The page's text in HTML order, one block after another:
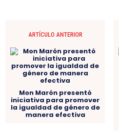
ARTÍCULO ANTERIOR
Mon Marón presentó
iniciativa para promover
la igualdad de género de
manera efectiva